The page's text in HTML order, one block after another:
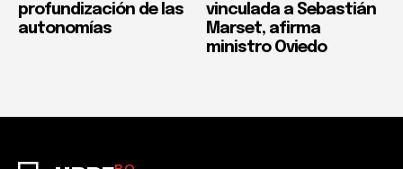
profundización de las
autonomías
vinculada a Sebastián
Marset, afirma
ministro Oviedo